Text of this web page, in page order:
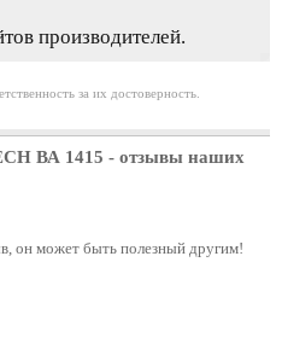
производителей.
за их достоверность.
ВА 1415 - отзывы наших
он может быть полезный другим!